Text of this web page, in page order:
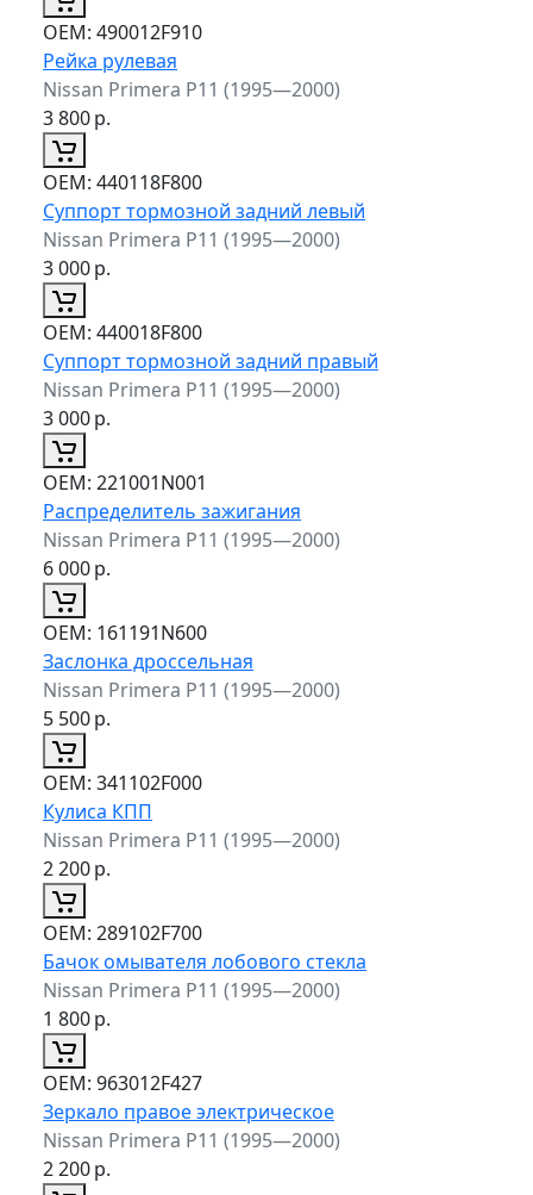
ОЕМ: 490012F910
Рейка рулевая
Nissan Primera P11 (1995—2000)
3 800р.
ОЕМ: 440118F800
Суппорт тормозной задний левый
Nissan Primera P11 (1995—2000)
3 000р.
ОЕМ: 440018F800
Суппорт тормозной задний правый
Nissan Primera P11 (1995—2000)
3 000р.
ОЕМ: 221001N001
Распределитель зажигания
Nissan Primera P11 (1995—2000)
6 000р.
ОЕМ: 161191N600
Заслонка дроссельная
Nissan Primera P11 (1995—2000)
5 500р.
ОЕМ: 341102F000
Кулиса КПП
Nissan Primera P11 (1995—2000)
2 200р.
ОЕМ: 289102F700
Бачок омывателя лобового стекла
Nissan Primera P11 (1995—2000)
1 800р.
ОЕМ: 963012F427
Зеркало правое электрическое
Nissan Primera P11 (1995—2000)
2 200р.